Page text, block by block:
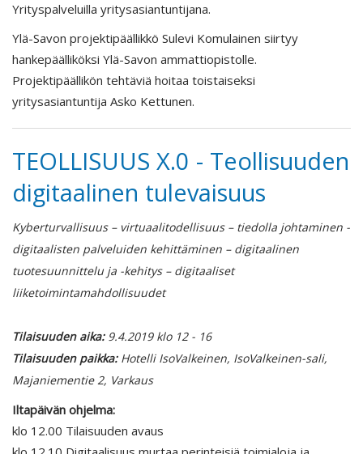
Yrityspalveluilla yritysasiantuntijana.
Ylä-Savon projektipäällikkö Sulevi Komulainen siirtyy
hankepäälliköksi Ylä-Savon ammattiopistolle.
Projektipäällikön tehtäviä hoitaa toistaiseksi
yritysasiantuntija Asko Kettunen.
TEOLLISUUS X.0 - Teollisuuden
digitaalinen tulevaisuus
Kyberturvallisuus – virtuaalitodellisuus – tiedolla johtaminen -
digitaalisten palveluiden kehittäminen – digitaalinen
tuotesuunnittelu ja -kehitys – digitaaliset
liiketoimintamahdollisuudet
Tilaisuuden aika:9.4.2019 klo 12 - 16
Tilaisuuden paikka:Hotelli IsoValkeinen, IsoValkeinen-sali,
Majaniementie 2, Varkaus
Iltapäivän ohjelma:
klo 12.00 Tilaisuuden avaus